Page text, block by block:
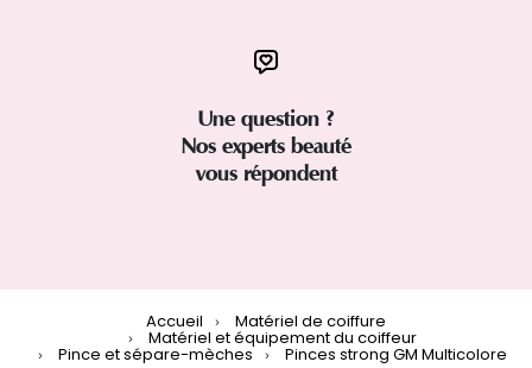
Une question ?
Nos experts beauté
vous répondent
Accueil Matériel de coiffure
Matériel et équipement du coiffeur
Pince et sépare-mèches Pinces strong GM Multicolore